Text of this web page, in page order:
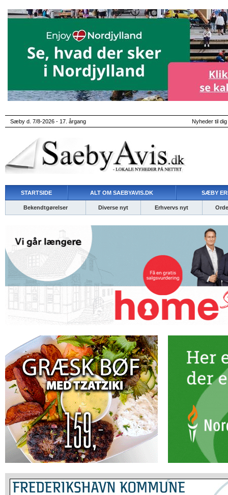
Sæby d. 7/8-2026 - 17. årgang Nyheder til
STARTSIDE ALT OM SAEBYAVIS.DK SÆBY
Bekendtgørelser Diverse nyt Erhvervs nyt